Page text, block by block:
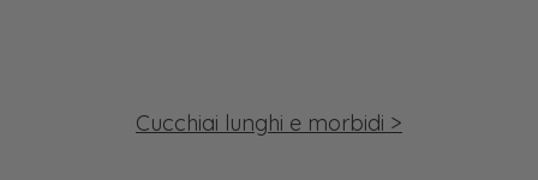
Cucchiai lunghi e morbidi >